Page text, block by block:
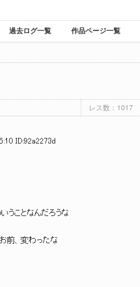
過去ログ一覧 作品ページ一覧
レス数：1017
ID:92a2273d
だろうな
わったな